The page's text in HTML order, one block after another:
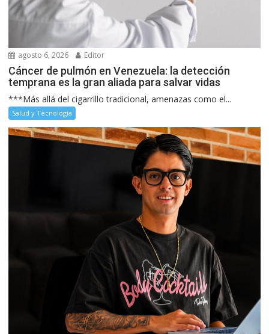
agosto 6, 2026 Editor
Cáncer de pulmón en Venezuela: la detección
temprana es la gran aliada para salvar vidas
***Más allá del cigarrillo tradicional, amenazas como el...
Salud y Tecnología